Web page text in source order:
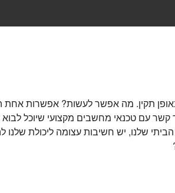
תקין. מה אפשר לעשות? אפשרות אחת
עם טכנאי מחשבים מקצועי שיוכל
שלנו, יש חשיבות עצומה ליכולת שלנו